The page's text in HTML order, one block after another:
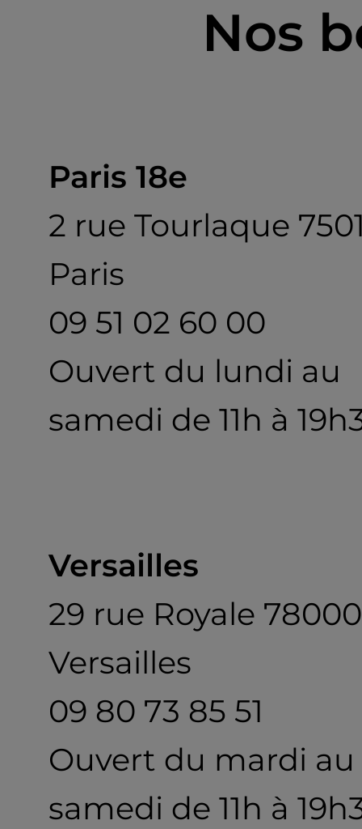
Nos
Paris 18e
2 rue Tourlaque
Paris
09 51 02 60 00
Ouvert du lundi au
samedi de 11h à
Versailles
29 rue Royale 78000
Versailles
09 80 73 85 51
Ouvert du mardi au
samedi de 11h à